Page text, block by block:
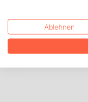
Ablehnen